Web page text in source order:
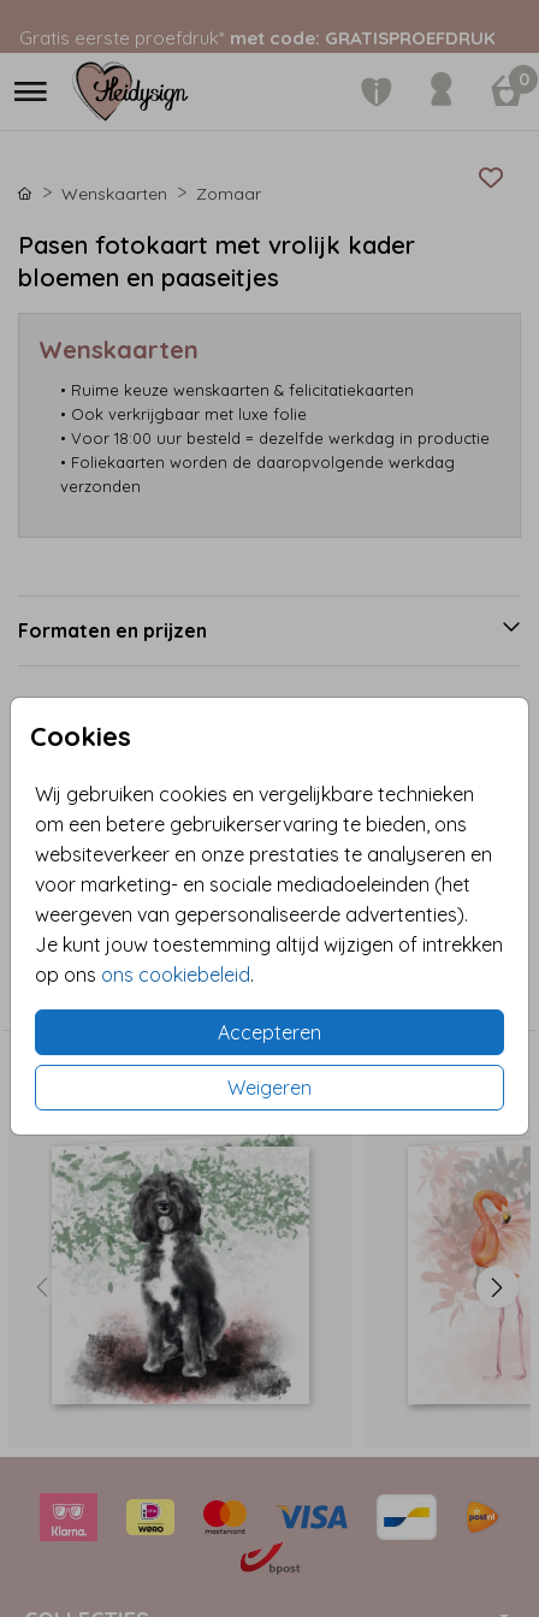
Gratis eerste proefdruk* met code: GRATISPROEFDRUK
0
Cookies
Wij gebruiken cookies en vergelijkbare technieken
om een betere gebruikerservaring te bieden, ons
websiteverkeer en onze prestaties te analyseren en
voor marketing- en sociale mediadoeleinden (het
weergeven van gepersonaliseerde advertenties).
Je kunt jouw toestemming altijd wijzigen of intrekken
op ons ons cookiebeleid.
Accepteren
Weigeren
Wenskaarten Zomaar
Pasen fotokaart met vrolijk kader
bloemen en paaseitjes
Wenskaarten
• Ruime keuze wenskaarten & felicitatiekaarten
• Ook verkrijgbaar met luxe folie
• Voor 18:00 uur besteld = dezelfde werkdag in productie
• Foliekaarten worden de daaropvolgende werkdag
verzonden
Formaten en prijzen
Productinformatie
Omschrijving
Paaskaart met je eigen foto en een vrolijke fotokader
van bloemen en emoji-icoontjes paaseitjes. De foto is
gemakkelijk te vervangen.
Collectie
Dit vind je misschien ook leuk